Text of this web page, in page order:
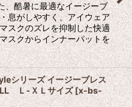
、酷暑に最適なイージーブ
息がしやすく、アイウェア
クのズレを抑制した快適
スクからインナーパットを
シリーズ イージーブレス
Ｌ-ＸＬサイズ[x-bs-